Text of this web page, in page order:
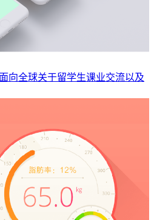
向全球关于留学生课业交流以及